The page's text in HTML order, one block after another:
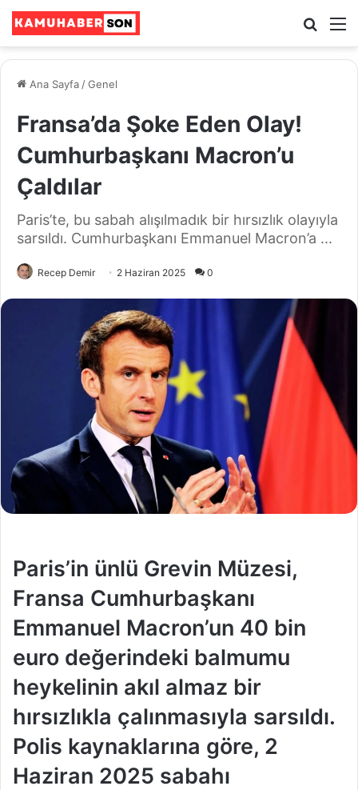
Ara
Ana Sayfa /Genel
Fransa’da Şoke Eden Olay!
Cumhurbaşkanı Macron’u
Çaldılar
Paris’te, bu sabah alışılmadık bir hırsızlık olayıyla
sarsıldı. Cumhurbaşkanı Emmanuel Macron’a ...
Recep Demir 2 Haziran 2025 0
Paris’in ünlü Grevin Müzesi,
Fransa Cumhurbaşkanı
Emmanuel Macron’un 40 bin
euro değerindeki balmumu
heykelinin akıl almaz bir
hırsızlıkla çalınmasıyla sarsıldı.
Polis kaynaklarına göre, 2
Haziran 2025 sabahı